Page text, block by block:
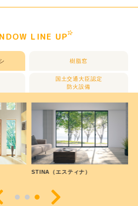
LINE UP
樹脂窓
国土交通大臣認定
防火設備
STINA（エスティナ）